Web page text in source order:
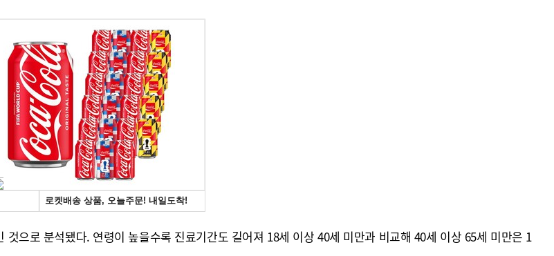
으로 분석됐다. 연령이 높을수록 진료기간도 길어져 18세 이상 40세 미만과 비교해 40세 이상 65세 미만은 1